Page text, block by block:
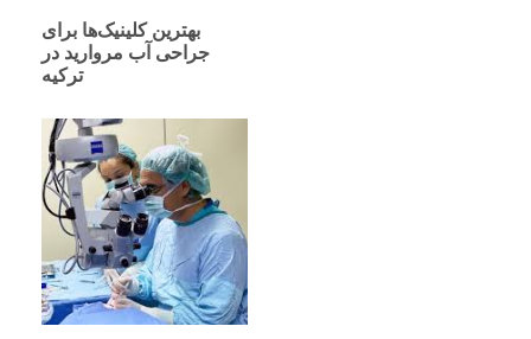
بهترین کلینیک‌ها برای
جراحی آب مروارید در
ترکیه